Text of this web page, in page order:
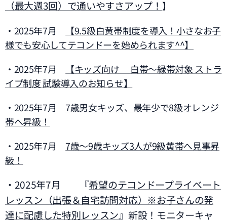
（最大週3回）で通いやすさアップ！ 】
・2025年7月
【9.5級白黄帯制度を導入！小さなお子
様でも安心してテコンドーを始められます^^】
・2025年7月
【キッズ向け🎈白帯〜緑帯対象 ストラ
イプ制度 試験導入のお知らせ】
・2025年7月7歳男女キッズ、最年少で8級オレンジ
帯へ昇級！
・2025年7月7歳～9歳キッズ3人が9級黄帯へ見事昇
級！
・2025年7月 『希望のテコンドープライベート
レッスン（出張＆自宅訪問対応）※お子さんの発
達に配慮した特別レッスン』新設！モニターキャ